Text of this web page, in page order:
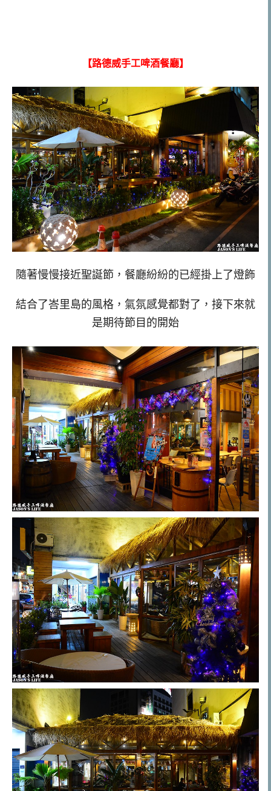
【路德威手工啤酒餐廳】
隨著慢慢接近聖誕節，餐廳紛紛的已經掛上了燈飾
結合了峇里島的風格，氣氛感覺都對了，接下來就
是期待節目的開始